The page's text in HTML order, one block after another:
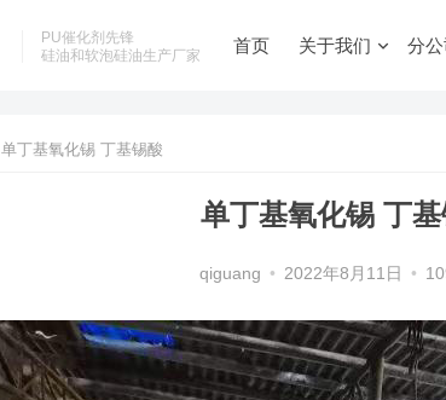
PU催化剂先锋
硅油和软泡硅油生产厂家
首页 关于我们 分公
单丁基氧化锡 丁基锡酸
单丁基氧化锡 丁
qiguang • 2022年8月11日 •